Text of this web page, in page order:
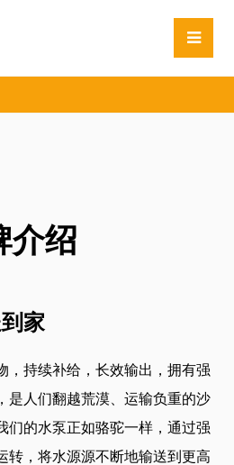
介绍
家
，持续补给，长效输出，拥有强
是人们翻越荒漠、运输负重的沙
们的水泵正如骆驼一样，通过强
转，将水源源不断地输送到更高